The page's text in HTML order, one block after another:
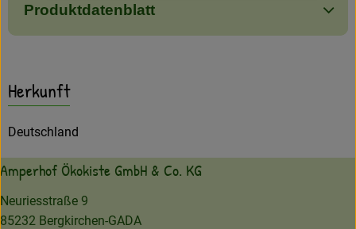
Produktdatenblatt
Herkunft
Deutschland
Amperhof Ökokiste GmbH & Co. KG
Neuriesstraße 9
85232 Bergkirchen-GADA